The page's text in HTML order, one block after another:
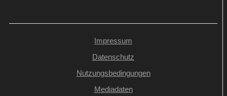
Impressum
Datenschutz
Nutzungsbedingungen
Mediadaten